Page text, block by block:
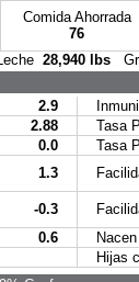
Comida Ahorrada
76
28,940 lbs
2.9
2.88 Tasa
0.0 Tasa
1.3
-0.3
0.6 Nacen
Hijas